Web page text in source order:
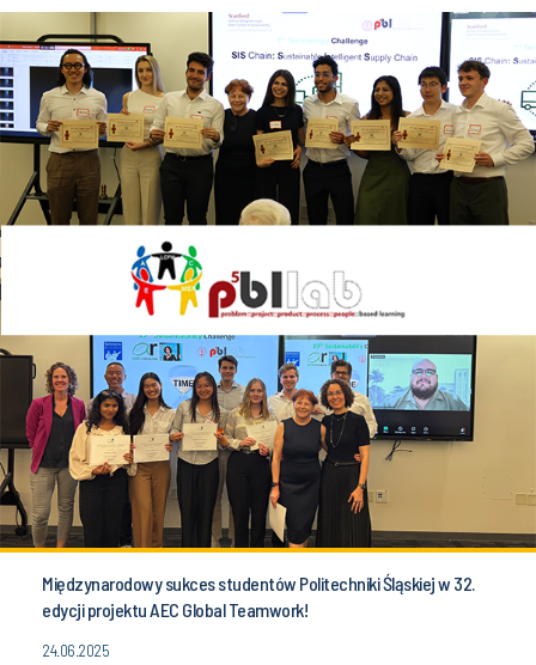
Międzynarodowy sukces studentów Politechniki Śląskiej w 32.
edycji projektu AEC Global Teamwork!
24.06.2025